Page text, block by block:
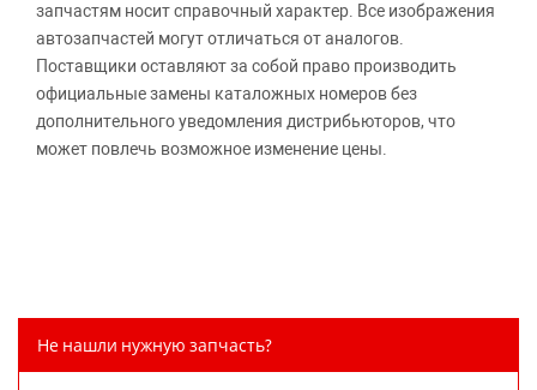
запчастям носит справочный характер. Все изображения
автозапчастей могут отличаться от аналогов.
Поставщики оставляют за собой право производить
официальные замены каталожных номеров без
дополнительного уведомления дистрибьюторов, что
может повлечь возможное изменение цены.
предлагаемых к продаже запасных частей для
Не нашли нужную запчасть?